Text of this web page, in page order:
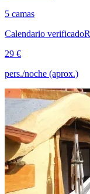
5 camas
Calendario verificado
29 €
pers./noche (aprox.)